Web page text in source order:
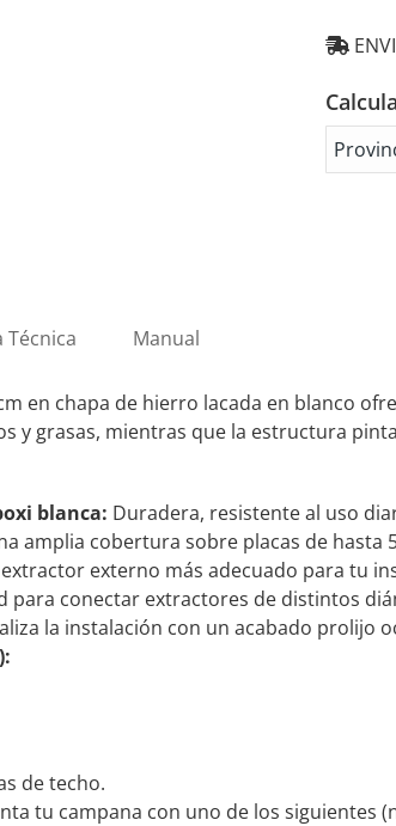
Técnica Manual
en chapa de hierro lacada en blanco
y grasas, mientras que la estructura
blanca: Duradera, resistente al uso
amplia cobertura sobre placas de hasta
externo más adecuado para tu
para conectar extractores de distintos
la instalación con un acabado prolijo
de techo.
tu campana con uno de los siguientes